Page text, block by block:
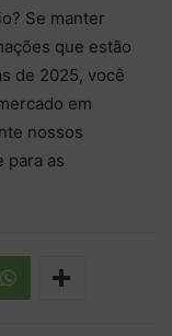
Se manter
que estão
de 2025, você
em
nossos
para as